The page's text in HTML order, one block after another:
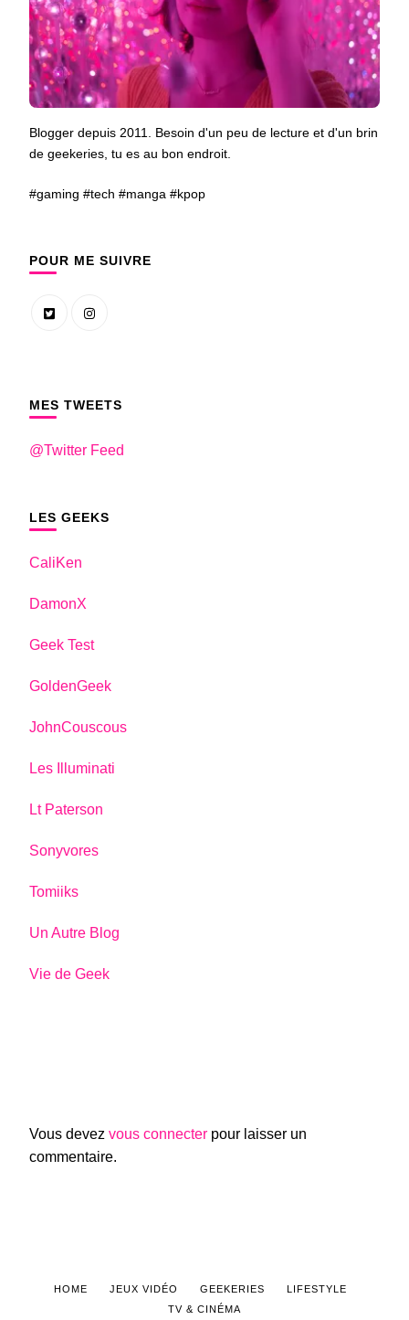
Blogger depuis 2011. Besoin d'un peu de lecture et d'un brin
de geekeries, tu es au bon endroit.
#gaming #tech #manga #kpop
POUR ME SUIVRE
MES TWEETS
@Twitter Feed
LES GEEKS
CaliKen
DamonX
Geek Test
GoldenGeek
JohnCouscous
Les Illuminati
Lt Paterson
Sonyvores
Tomiiks
Un Autre Blog
Vie de Geek
Vous devez vous connecter pour laisser un
commentaire.
HOME JEUX VIDÉO GEEKERIES
LIFESTYLE
TV & CINÉMA